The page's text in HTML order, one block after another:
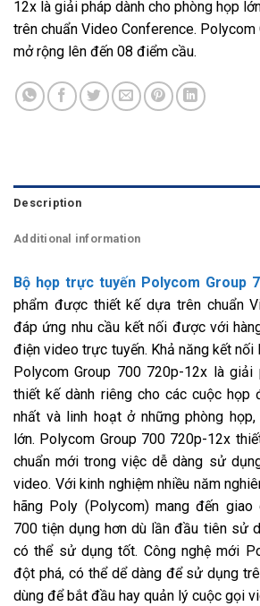
12x là giải pháp dành cho phòng họp
trên chuẩn Video Conference. Polycom
mở rộng lên đến 08 điểm cầu.
Description
Additional information
Bộ họp trực tuyến Polycom Group
phẩm được thiết kế dựa trên chuẩn
đáp ứng nhu cầu kết nối được với
điện video trực tuyến. Khả năng kết nối
Polycom Group 700 720p-12x là
thiết kế dành riêng cho các cuộc
nhất và linh hoạt ở những phòng
lớn. Polycom Group 700 720p-12x
chuẩn mới trong việc dễ dàng sử
video. Với kinh nghiệm nhiều năm
hãng Poly (Polycom) mang đến giao
700 tiện dụng hơn dù lần đầu tiên sử
có thể sử dụng tốt. Công nghệ mới
đột phá, có thể dể dàng để sử dụng
dùng để bắt đầu hay quản lý cuộc gọi